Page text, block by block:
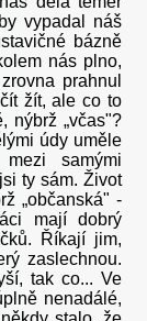
vypadal náš
bázně
nás plno,
prahnul
žít, ale co to
nýbrž „včas"?
údy uměle
samými
ty sám. Život
„občanská" -
mají dobrý
Říkají jim,
zaslechnou.
tak co... Ve
nenadálé,